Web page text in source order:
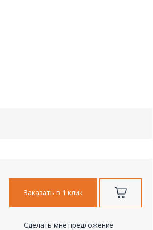
Заказать в 1 клик
Сделать мне предложение